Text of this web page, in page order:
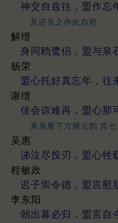
神交自兹往，盟作忘
及还见之作此自慰
解缙
身同鸥鹭侣，盟与泉
杨荣
盟心托好真忘年，往
谢缙
佳会谅难再，盟心那
来凫雁下方塘元韵 其七
吴惠
涕泣尽投刃，盟心牲
程敏政
迟子崇令德，盟言慰
李东阳
朝出暮必归，盟言自